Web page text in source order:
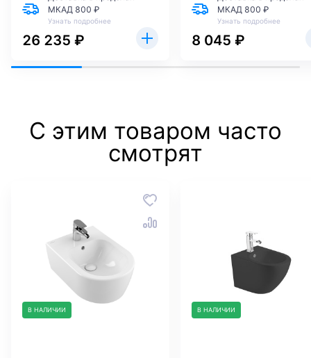
МКАД 800 ₽
Узнать подробнее
26 235 ₽
МКАД 800 ₽
Узнать подробнее
8 045 ₽
С этим товаром часто
смотрят
В НАЛИЧИИ В НАЛИЧИИ